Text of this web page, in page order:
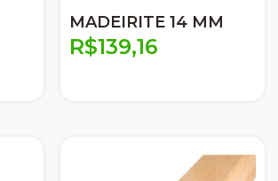
MADEIRITE 14 MM
R$139,16